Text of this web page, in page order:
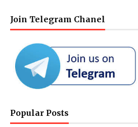
Join Telegram Chanel
Popular Posts